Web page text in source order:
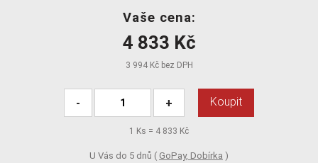
Vaše cena:
4 833 Kč
3 994 Kč bez DPH
- + Koupit
1 Ks = 4 833 Kč
U Vás do 5 dnů ( GoPay, Dobírka )